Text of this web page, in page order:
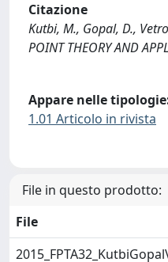
Citazione
Kutbi, M., Gopal, D.,
POINT THEORY AND
Appare nelle
1.01 Articolo in rivista
File in questo prodotto:
File